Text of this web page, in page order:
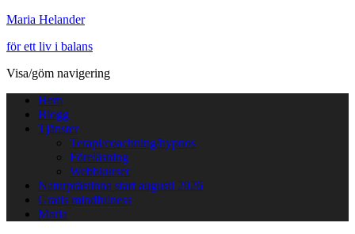
Maria Helander
för ett liv i balans
Visa/göm navigering
Hem
Blogg
Tjänster
Terapi/coachning/hypnos
Föreläsning
Webbkurser
Naturprästinna start augusti 2026
Gratis mindfulness
Maria